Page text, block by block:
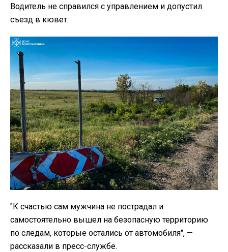
Водитель не справился с управлением и допустил
съезд в кювет.
"К счастью сам мужчина не пострадал и
самостоятельно вышел на безопасную территорию
по следам, которые остались от автомобиля", —
рассказали в пресс-службе.